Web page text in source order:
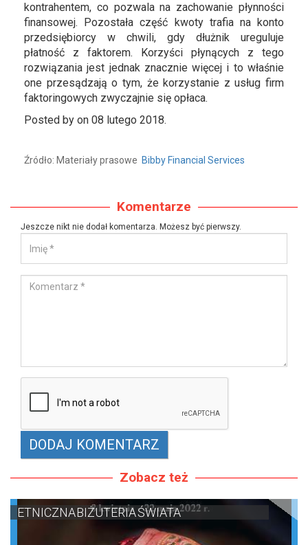
kontrahentem, co pozwala na zachowanie płynności
finansowej. Pozostała część kwoty trafia na konto
przedsiębiorcy w chwili, gdy dłużnik ureguluje
płatność z faktorem. Korzyści płynących z tego
rozwiązania jest jednak znacznie więcej i to właśnie
one przesądzają o tym, że korzystanie z usług firm
faktoringowych zwyczajnie się opłaca.
Posted by on 08 lutego 2018.
Źródło: Materiały prasowe Bibby Financial Services
Komentarze
Jeszcze nikt nie dodał komentarza. Możesz być pierwszy.
Zobacz też
ETNICZNA BIŻUTERIA ŚWIATA